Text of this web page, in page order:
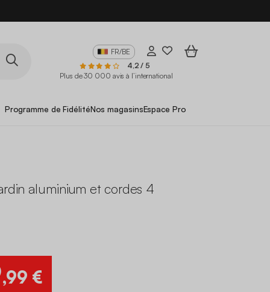
FR/BE
4,2 / 5
Plus de 30 000 avis à l’international
Programme de FidélitéNos magasinsEspace Pro
aluminium et cordes 4
,99 €